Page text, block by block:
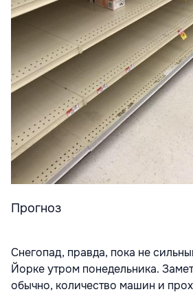
Прогноз
Снегопад, правда, пока не
Йорке утром понедельника.
обычно, количество машин и